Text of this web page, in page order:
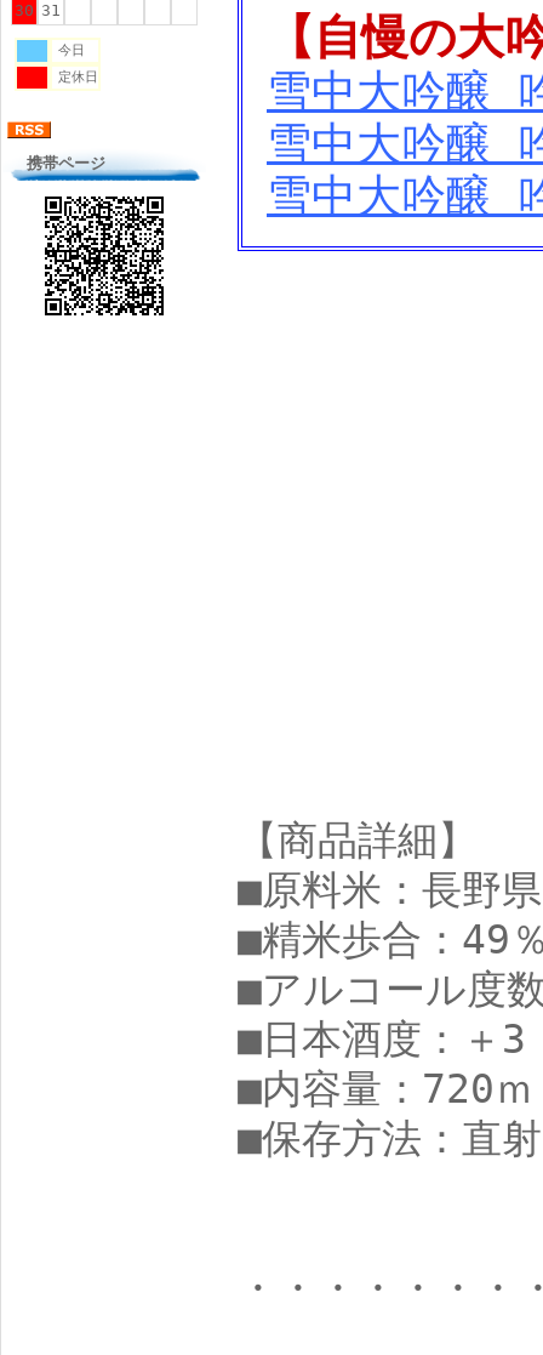
30 31
今日
定休日
携帯ページ
【自慢の大
雪中大吟醸
雪中大吟醸
雪中大吟醸
【商品詳細】
■原料米：長野
■精米歩合：49
■アルコール度
■日本酒度：＋3
■内容量：720ｍ
■保存方法：直
・・・・・・